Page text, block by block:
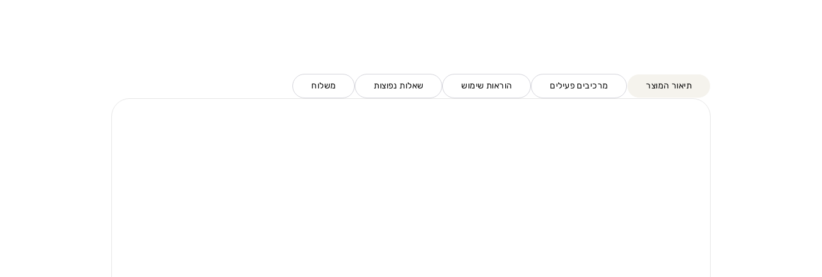
תיאור המוצר מרכיבים פעילים הוראות שימוש שאלות נפוצות משלוח